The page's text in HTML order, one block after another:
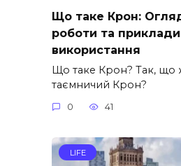
Що таке Крон:
роботи та приклади
використання
Що таке Крон? Так, що
таємничий Крон?
0 41
LIFE